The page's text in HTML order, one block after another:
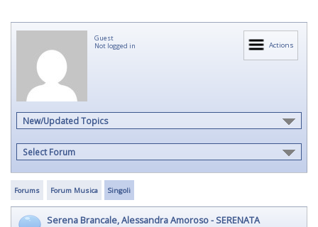
Actions
Guest
Not logged in
New/Updated Topics
Select Forum
Forums Forum Musica Singoli
Serena Brancale, Alessandra Amoroso - SERENATA